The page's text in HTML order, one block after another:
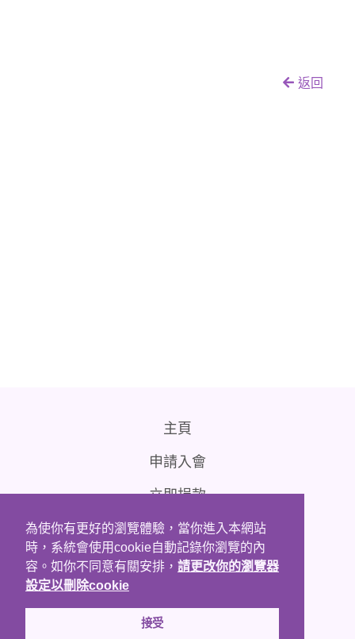
為使你有更好的瀏覽體驗，當你進入本網站
時，系統會使用cookie自動記錄你瀏覽的內
容。如你不同意有關安排， 請更改你的瀏覽器
設定以刪除cookie
接受
返回
主頁
申請入會
立即捐款
聯絡我們
免責條款